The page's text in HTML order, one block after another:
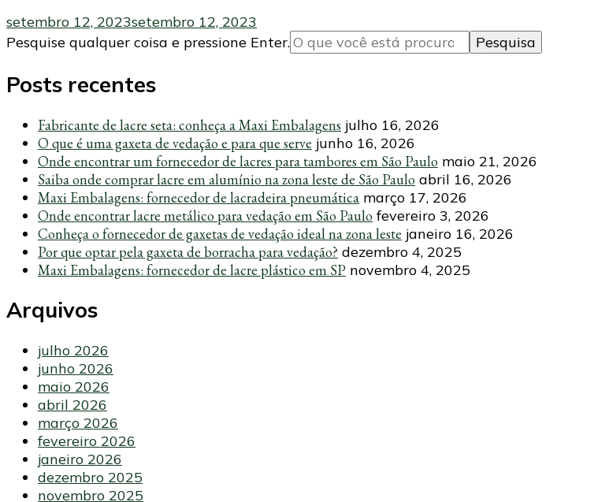
setembro 12, 2023setembro 12, 2023
Procurando
Pesquise qualquer coisa e pressione Enter.
Posts recentes
Fabricante de lacre seta: conheça a Maxi Embalagens julho 16, 2026
O que é uma gaxeta de vedação e para que serve junho 16, 2026
Onde encontrar um fornecedor de lacres para tambores em São Paulo maio 21, 2026
Saiba onde comprar lacre em alumínio na zona leste de São Paulo abril 16, 2026
Maxi Embalagens: fornecedor de lacradeira pneumática março 17, 2026
Onde encontrar lacre metálico para vedação em São Paulo fevereiro 3, 2026
Conheça o fornecedor de gaxetas de vedação ideal na zona leste janeiro 16, 2026
Por que optar pela gaxeta de borracha para vedação? dezembro 4, 2025
Maxi Embalagens: fornecedor de lacre plástico em SP novembro 4, 2025
Arquivos
julho 2026
junho 2026
maio 2026
abril 2026
março 2026
fevereiro 2026
janeiro 2026
dezembro 2025
novembro 2025